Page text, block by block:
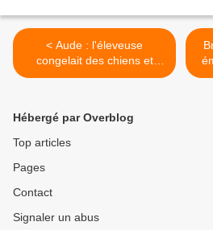
< Aude : l'éleveuse
congelait des chiens et
chiots morts !
Hébergé par Overblog
Top articles
Pages
Contact
Signaler un abus